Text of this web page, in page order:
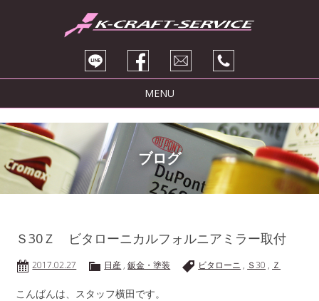
MENU
トピックス
サービス紹介
ブログ
会社紹介
お問い合わせ
ブログ
Ｓ30Ｚ ビタローニカルフォルニアミラー取付
2017.02.27 日産 ,鈑金・塗装 ビタローニ , Ｓ30 , Ｚ
こんばんは、スタッフ横田です。